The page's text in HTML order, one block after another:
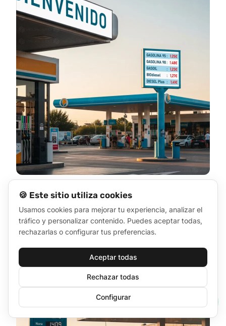
🍪 Este sitio utiliza cookies
Usamos cookies para mejorar tu experiencia, analizar el
tráfico y personalizar contenido. Puedes aceptar todas,
rechazarlas o configurar tus preferencias.
Aceptar todas
Rechazar todas
Configurar